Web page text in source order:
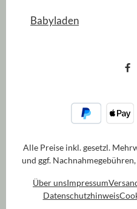
Babyladen
Alle Preise inkl. gesetzl.
und ggf.
Über unsImpressum
Datenschutzhinweis